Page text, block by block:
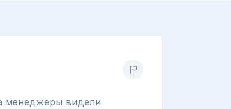
менеджеры видели